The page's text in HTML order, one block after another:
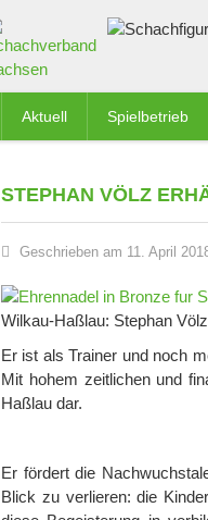
Aktuell Spielbetrieb
STEPHAN VÖLZ
Geschrieben am 11. April
Wilkau-Haßlau: Stephan
Er ist als Trainer und noch
Mit hohem zeitlichen und
Haßlau dar.
Er fördert die
Blick zu verlieren: die